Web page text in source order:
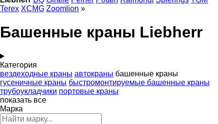
Terex XCMG Zoomlion »
Башенные краны Liebherr
Категория
вездеходные краны автокраны башенные краны
гусеничные краны быстромонтируемые башенные краны
трубоукладчики портовые краны
показать все
Марка